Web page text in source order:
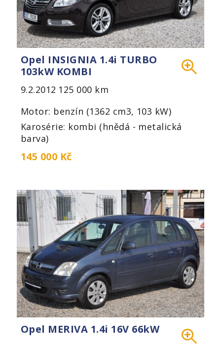
Opel INSIGNIA 1.4i TURBO
103kW KOMBI
9.2.2012 125 000 km
Motor: benzín (1362 cm3, 103 kW)
Karosérie: kombi (hnědá - metalická
barva)
145 000 Kč
Opel MERIVA 1.4i 16V 66kW